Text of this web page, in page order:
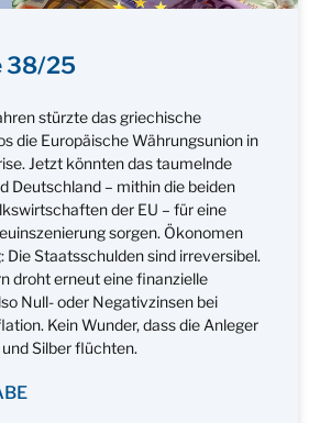
38/25
stürzte das griechische
die Europäische Währungsunion in
Jetzt könnten das taumelnde
Deutschland – mithin die beiden
der EU – für eine
sorgen. Ökonomen
Die Staatsschulden sind irreversibel.
droht erneut eine finanzielle
Null- oder Negativzinsen bei
Kein Wunder, dass die Anleger
Silber flüchten.